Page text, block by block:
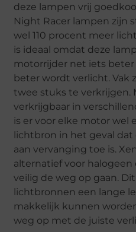
deze lampen vrij
Night Racer lampen zijn
wel 110 procent meer
is ideaal omdat deze
motorrijder net iets beter
beter wordt verlicht. Vak
twee stuks te verkrijgen.
verkrijgbaar in
is er voor elke motor wel
lichtbron in het geval
aan vervanging toe is.
alternatief voor
veilig de weg op gaan.
lichtbronnen een lange
makkelijk kunnen
weg op met de juiste